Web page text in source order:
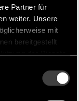
Partner für
weiter. Unsere
mit
bereitgestellt